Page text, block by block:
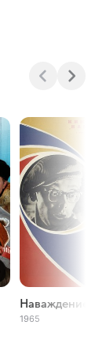
Наваждение
1965